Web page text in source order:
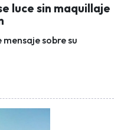
luce sin maquillaje
sobre su